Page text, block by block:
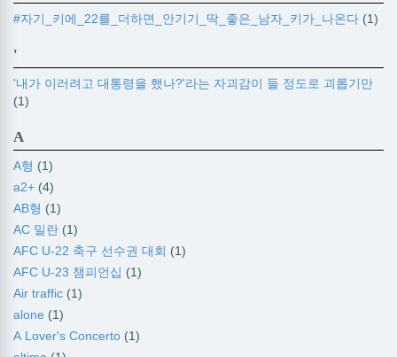
#자기_키에_22를_더하면_안기기_딱_좋은_남자_키가_나온다 (1)
'
'내가 이러려고 대통령을 했나?'라는 자괴감이 들 정도로 괴롭기만
(1)
A
A형 (1)
a2+ (4)
AB형 (1)
AC 밀란 (1)
AFC U-22 축구 선수권 대회 (1)
AFC U-23 챔피언십 (1)
Air traffic (1)
alone (1)
A Lover's Concerto (1)